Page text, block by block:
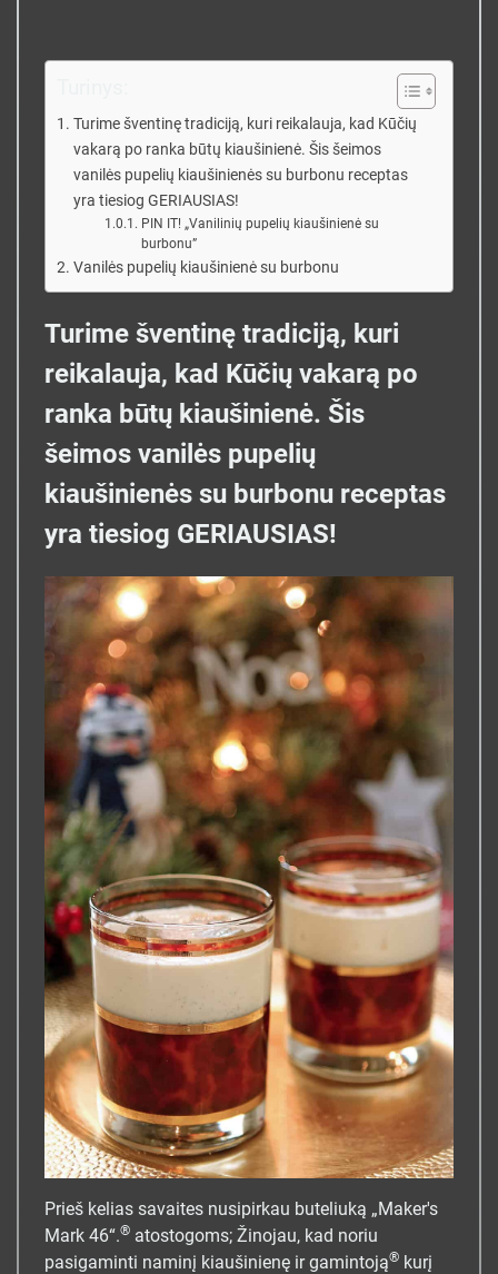
Turime šventinę tradiciją, kuri reikalauja, kad Kūčių
vakarą po ranka būtų kiaušinienė. Šis šeimos
vanilės pupelių kiaušinienės su burbonu receptas
yra tiesiog GERIAUSIAS!
PIN IT! „Vanilinių pupelių kiaušinienė su
burbonu”
Vanilės pupelių kiaušinienė su burbonu
Turime šventinę tradiciją, kuri
reikalauja, kad Kūčių vakarą po
ranka būtų kiaušinienė. Šis
šeimos vanilės pupelių
kiaušinienės su burbonu receptas
yra tiesiog GERIAUSIAS!
Prieš kelias savaites nusipirkau buteliuką „Maker's
Mark 46“.® atostogoms; Žinojau, kad noriu
pasigaminti naminį kiaušinienę ir gamintoją® kurį